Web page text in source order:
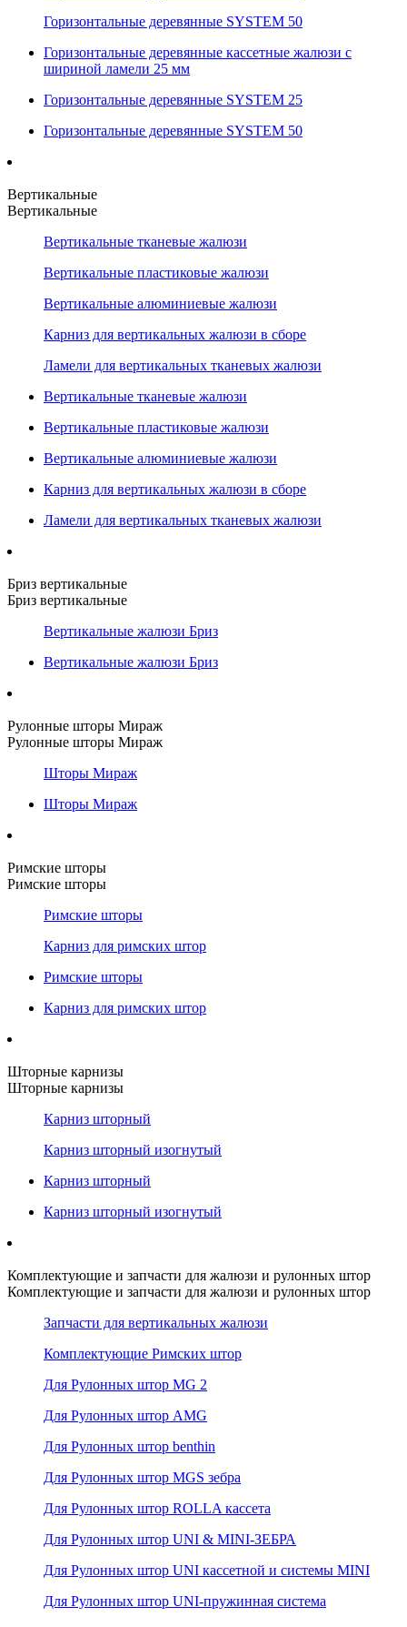
Горизонтальные деревянные SYSTEM 50
Горизонтальные деревянные кассетные жалюзи с
шириной ламели 25 мм
Горизонтальные деревянные SYSTEM 25
Горизонтальные деревянные SYSTEM 50
Вертикальные
Вертикальные
Вертикальные тканевые жалюзи
Вертикальные пластиковые жалюзи
Вертикальные алюминиевые жалюзи
Карниз для вертикальных жалюзи в сборе
Ламели для вертикальных тканевых жалюзи
Вертикальные тканевые жалюзи
Вертикальные пластиковые жалюзи
Вертикальные алюминиевые жалюзи
Карниз для вертикальных жалюзи в сборе
Ламели для вертикальных тканевых жалюзи
Бриз вертикальные
Бриз вертикальные
Вертикальные жалюзи Бриз
Вертикальные жалюзи Бриз
Рулонные шторы Мираж
Рулонные шторы Мираж
Шторы Мираж
Шторы Мираж
Римские шторы
Римские шторы
Римские шторы
Карниз для римских штор
Римские шторы
Карниз для римских штор
Шторные карнизы
Шторные карнизы
Карниз шторный
Карниз шторный изогнутый
Карниз шторный
Карниз шторный изогнутый
Комплектующие и запчасти для жалюзи и рулонных штор
Комплектующие и запчасти для жалюзи и рулонных штор
Запчасти для вертикальных жалюзи
Комплектующие Римских штор
Для Рулонных штор MG 2
Для Рулонных штор AMG
Для Рулонных штор benthin
Для Рулонных штор MGS зебра
Для Рулонных штор ROLLA кассета
Для Рулонных штор UNI & MINI-ЗЕБРА
Для Рулонных штор UNI кассетной и системы MINI
Для Рулонных штор UNI-пружинная система